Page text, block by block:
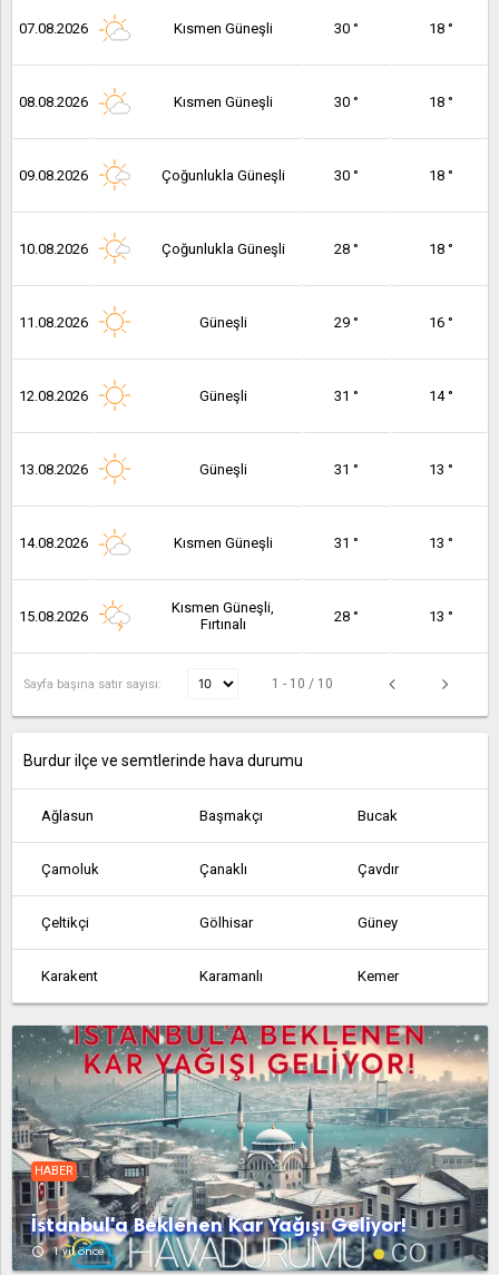
07.08.2026 Kısmen Güneşli 30 ° 18 °
08.08.2026 Kısmen Güneşli 30 ° 18 °
09.08.2026 Çoğunlukla Güneşli 30 ° 18 °
10.08.2026 Çoğunlukla Güneşli 28 ° 18 °
11.08.2026 Güneşli 29 ° 16 °
12.08.2026 Güneşli 31 ° 14 °
13.08.2026 Güneşli 31 ° 13 °
14.08.2026 Kısmen Güneşli 31 ° 13 °
15.08.2026
Kısmen Güneşli,
Fırtınalı
28 ° 13 °
Sayfa başına satır sayısı: 1 - 10 / 10
Burdur ilçe ve semtlerinde hava durumu
Ağlasun Başmakçı Bucak
Çamoluk Çanaklı Çavdır
Çeltikçi Gölhisar Güney
Karakent Karamanlı Kemer
Tefenni Yarışlı Yeşilova
HABER
İstanbul'a Beklenen Kar Yağışı Geliyor!
access_time 1 yıl önce